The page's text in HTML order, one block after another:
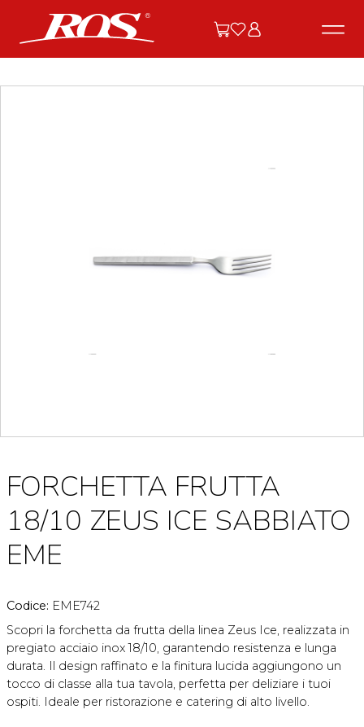
FORCHETTA FRUTTA
18/10 ZEUS ICE SABBIATO
EME
Codice: EME742
Scopri la forchetta da frutta della linea Zeus Ice, realizzata in
pregiato acciaio inox 18/10, garantendo resistenza e lunga
durata. Il design raffinato e la finitura lucida aggiungono un
tocco di classe alla tua tavola, perfetta per deliziare i tuoi
ospiti. Ideale per ristorazione e catering di alto livello.